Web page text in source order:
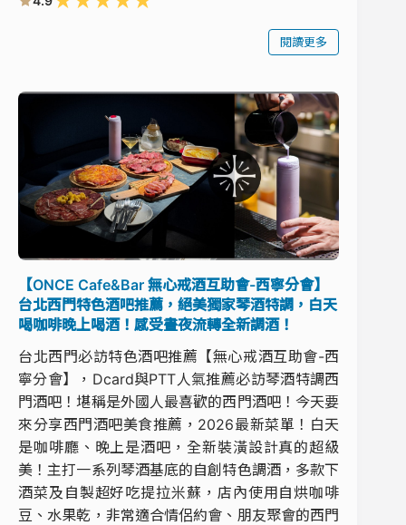
閱讀更多
【ONCE Cafe&Bar 無心戒酒互助會-西寧分會】
台北西門特色酒吧推薦，絕美獨家琴酒特調，白天
喝咖啡晚上喝酒！感受晝夜流轉全新調酒！
台北西門必訪特色酒吧推薦【無心戒酒互助會-西
寧分會】，Dcard與PTT人氣推薦必訪琴酒特調西
門酒吧！堪稱是外國人最喜歡的西門酒吧！今天要
來分享西門酒吧美食推薦，2026最新菜單！白天
是咖啡廳、晚上是酒吧，全新裝潢設計真的超級
美！主打一系列琴酒基底的自創特色調酒，多款下
酒菜及自製超好吃提拉米蘇，店內使用自烘咖啡
豆、水果乾，非常適合情侶約會、朋友聚會的西門